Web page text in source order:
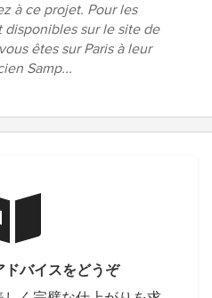
à ce projet. Pour les
disponibles sur le site de
êtes sur Paris à leur
Samp...
ドバイスをどうぞ